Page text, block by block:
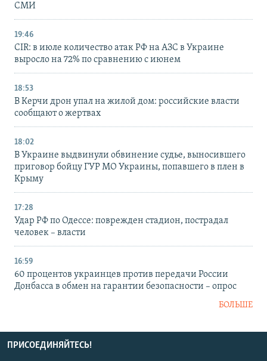
СМИ
19:46
CIR: в июле количество атак РФ на АЗС в Украине
выросло на 72% по сравнению с июнем
18:53
В Керчи дрон упал на жилой дом: российские власти
сообщают о жертвах
18:02
В Украине выдвинули обвинение судье, выносившего
приговор бойцу ГУР МО Украины, попавшего в плен в
Крыму
17:28
Удар РФ по Одессе: поврежден стадион, пострадал
человек – власти
16:59
60 процентов украинцев против передачи России
Донбасса в обмен на гарантии безопасности – опрос
БОЛЬШЕ
ПРИСОЕДИНЯЙТЕСЬ!